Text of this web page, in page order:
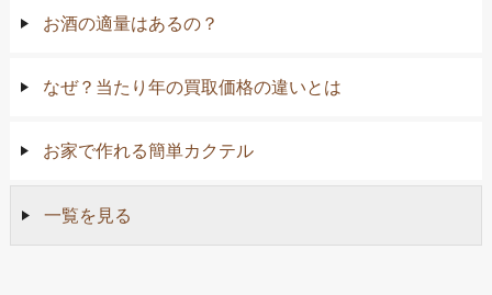
お酒の適量はあるの？
なぜ？当たり年の買取価格の違いとは
お家で作れる簡単カクテル
一覧を見る